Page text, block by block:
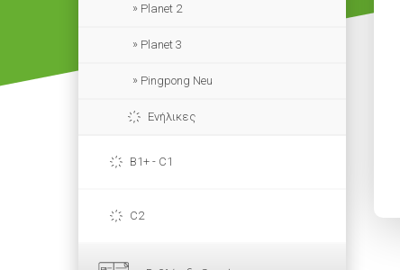
Planet 2
Planet 3
Pingpong Neu
Ενήλικες
B1+ - C1
C2